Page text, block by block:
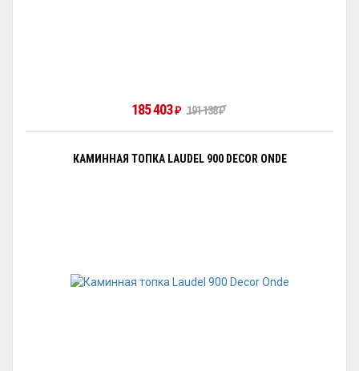
185 403₽ 191 138₽
КАМИННАЯ ТОПКА LAUDEL 900 DECOR ONDE